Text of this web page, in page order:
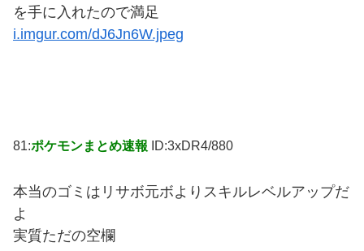
を手に入れたので満足
i.imgur.com/dJ6Jn6W.jpeg
81:ポケモンまとめ速報 ID:3xDR4/880
本当のゴミはリサボ元ボよりスキルレベルアップだ
よ
実質ただの空欄